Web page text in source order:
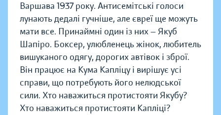
Варшава 1937 року. Антисемітські голоси
лунають дедалі гучніше, але євреї ще можуть
мати все. Принаймні один із них — Якуб
Шапіро. Боксер, улюбленець жінок, любитель
вишуканого одягу, дорогих автівок і зброї.
Він працює на Кума Капліцу і вирішує усі
справи, що потребують його нелюдської
сили. Хто наважиться протистояти Якубу?
Хто наважиться протистояти Капліці?